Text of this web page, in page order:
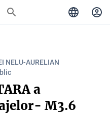
NELU-AURELIAN
a
M3.6